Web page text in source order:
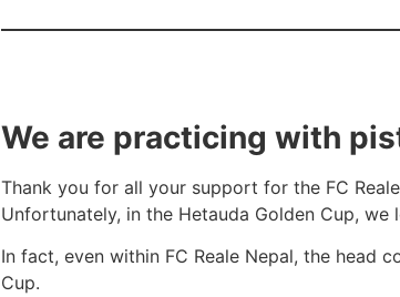
We are practicing with
Thank you for all your support for the FC
Unfortunately, in the Hetauda Golden Cup,
In fact, even within FC Reale Nepal, the head
Cup.